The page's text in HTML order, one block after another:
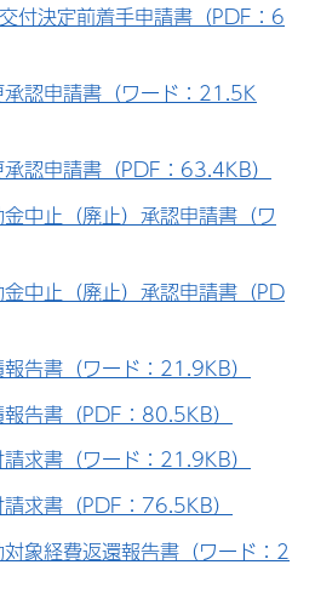
付決定前着手申請書（PDF：6
認申請書（ワード：21.5K
認申請書（PDF：63.4KB）
中止（廃止）承認申請書（ワ
中止（廃止）承認申請書（PD
告書（ワード：21.9KB）
告書（PDF：80.5KB）
求書（ワード：21.9KB）
求書（PDF：76.5KB）
象経費返還報告書（ワード：2